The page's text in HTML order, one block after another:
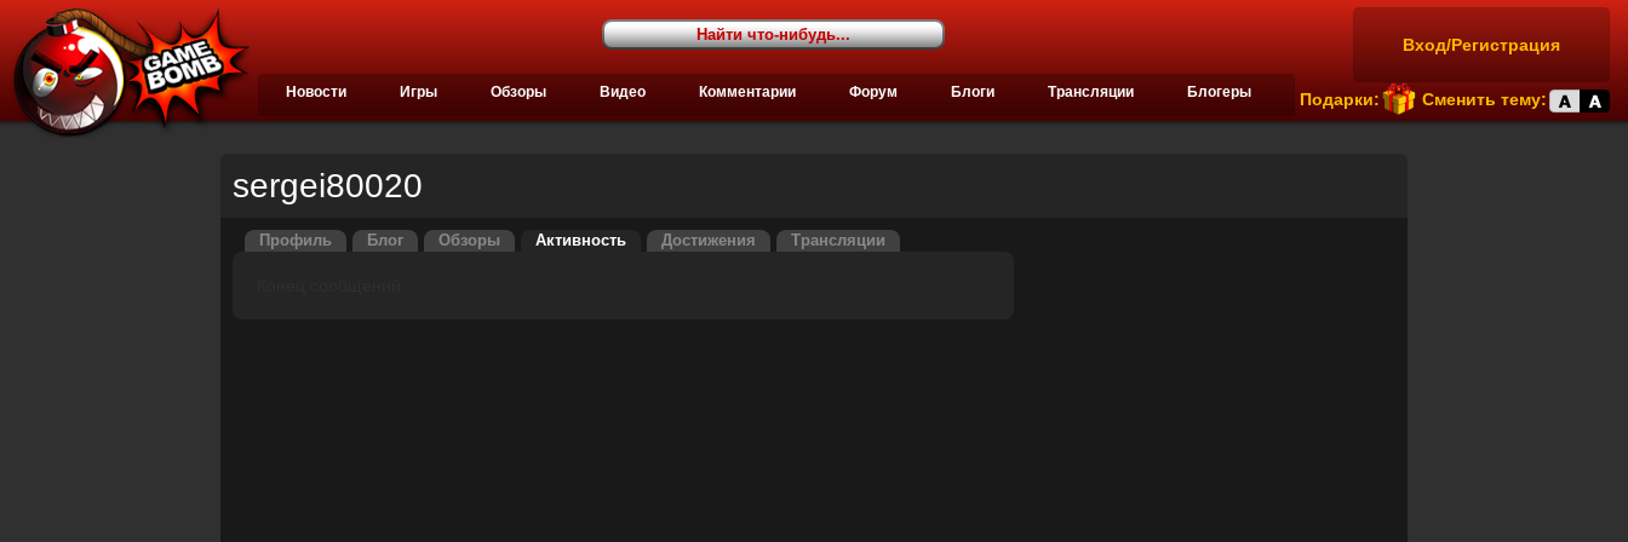
Вход/Регистрация
Подарки: Сменить тему:
Новости Игры Обзоры Видео Комментарии Форум Блоги Трансляции Блогеры
sergei80020
Профиль Блог Обзоры Активность Достижения Трансляции